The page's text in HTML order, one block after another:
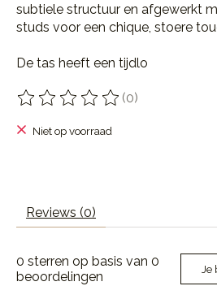
subtiele structuur en afgewerkt
studs voor een chique, stoere
De tas heeft een tijdlo
De beoordeling van dit product is
(0)
Niet op voorraad
Reviews (0)
0 sterren op basis van 0
beoordelingen
Je